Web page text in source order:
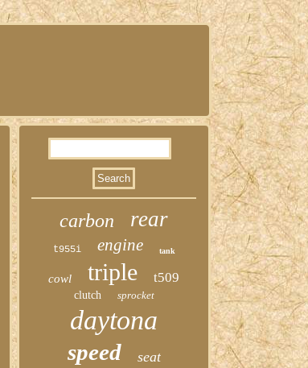
carbon rear
t955i engine tank
cowl triple t509
clutch sprocket
daytona
speed seat